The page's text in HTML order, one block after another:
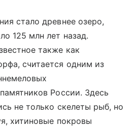
стало древнее озеро,
125 млн лет назад.
также как
считается одним из
России. Здесь
не только скелеты рыб, но
хитиновые покровы